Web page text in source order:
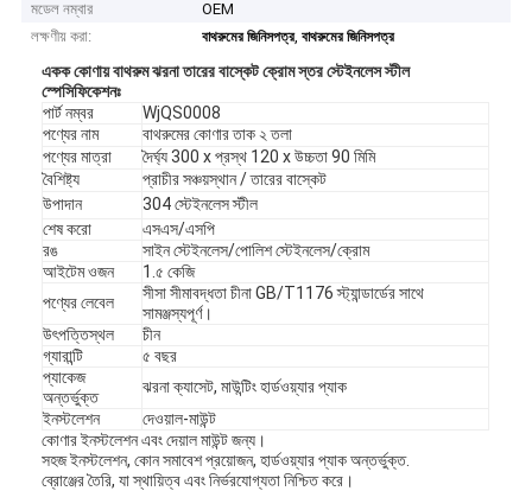
মডেল নম্বার
OEM
লক্ষণীয় করা:
বাথরুমের জিনিসপত্র,বাথরুমের জিনিসপত্র
একক কোণায় বাথরুম ঝরনা তারের বাস্কেট ক্রোম স্তর স্টেইনলেস স্টীল
স্পেসিফিকেশনঃ
পার্ট নম্বর
WjQS0008
পণ্যের নাম
বাথরুমের কোণার তাক ২ তলা
পণ্যের মাত্রা
দৈর্ঘ্য 300 x প্রস্থ 120 x উচ্চতা 90 মিমি
বৈশিষ্ট্য
প্রাচীর সঞ্চয়স্থান / তারের বাস্কেট
উপাদান
304 স্টেইনলেস স্টীল
শেষ করো
এসএস/এসপি
রঙ
সাইন স্টেইনলেস/পোলিশ স্টেইনলেস/ক্রোম
আইটেম ওজন
1.৫ কেজি
পণ্যের লেবেল
সীসা সীমাবদ্ধতা চীনা GB/T1176 স্ট্যান্ডার্ডের সাথে
সামঞ্জস্যপূর্ণ।
উৎপত্তিস্থল
চীন
গ্যারান্টি
৫ বছর
প্যাকেজ
অন্তর্ভুক্ত
ঝরনা ক্যাসেট, মাউন্টিং হার্ডওয়্যার প্যাক
ইনস্টলেশন
দেওয়াল-মাউন্ট
কোণার ইনস্টলেশন এবং দেয়াল মাউন্ট জন্য।
সহজ ইনস্টলেশন, কোন সমাবেশ প্রয়োজন, হার্ডওয়্যার প্যাক অন্তর্ভুক্ত.
ব্রোঞ্জের তৈরি, যা স্থায়িত্ব এবং নির্ভরযোগ্যতা নিশ্চিত করে।